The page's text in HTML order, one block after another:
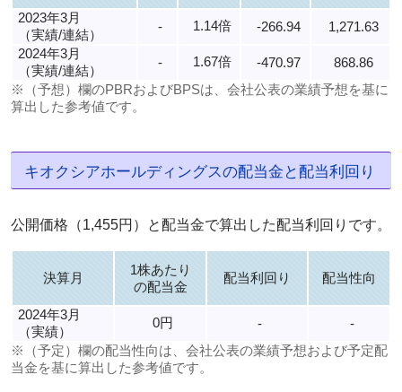
2023年3月
（実績/連結）
- 1.14倍 -266.94
1,271.63
2024年3月
（実績/連結）
- 1.67倍 -470.97
868.86
※（予想）欄のPBRおよびBPSは、会社公表の業績予想を基に
算出した参考値です。
キオクシアホールディングスの配当金と配当利回り
公開価格（1,455円）と配当金で算出した配当利回りです。
決算月
1株あたり
の配当金
配当利回り 配当性向
2024年3月
（実績）
0円 -
-
※（予定）欄の配当性向は、会社公表の業績予想および予定配
当金を基に算出した参考値です。